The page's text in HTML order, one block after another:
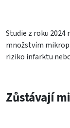
Studie z roku 2024
množstvím
riziko infarktu
Zůstávají